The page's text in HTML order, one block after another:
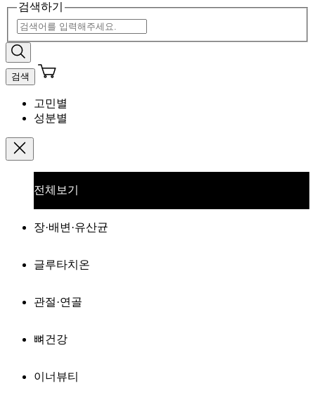
검색하기
검색
고민별
성분별
전체보기
장·배변·유산균
글루타치온
관절·연골
뼈건강
이너뷰티